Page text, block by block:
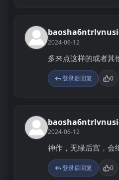
B
2024-06-12
多来点这样的或者其
登录后回复 0
B
2024-06-12
神作，无绿后宫，会
登录后回复 0